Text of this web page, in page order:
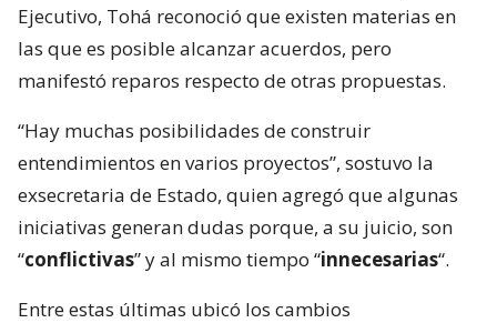
Ejecutivo, Tohá reconoció que existen materias en
las que es posible alcanzar acuerdos, pero
manifestó reparos respecto de otras propuestas.
“Hay muchas posibilidades de construir
entendimientos en varios proyectos”, sostuvo la
exsecretaria de Estado, quien agregó que algunas
iniciativas generan dudas porque, a su juicio, son
“conflictivas” y al mismo tiempo “innecesarias“.
Entre estas últimas ubicó los cambios